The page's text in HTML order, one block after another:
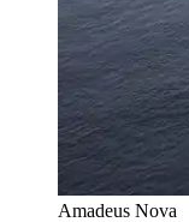
Amadeus Nova